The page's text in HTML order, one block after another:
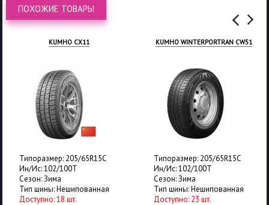
ПОХОЖИЕ ТОВАРЫ
KUMHO CX11
Типоразмер: 205/65R15C
Ин/Ис: 102/100T
Сезон: Зима
Тип шины: Нешипованная
Доступно: 18 шт.
KUMHO WINTERPORTRAN CW51
Типоразмер: 205/65R15C
Ин/Ис: 102/100T
Сезон: Зима
Тип шины: Нешипованная
Доступно: 23 шт.